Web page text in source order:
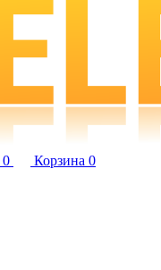
0 Корзина 0